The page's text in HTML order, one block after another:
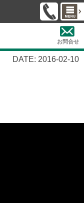
お問合せ
DATE: 2016-02-10